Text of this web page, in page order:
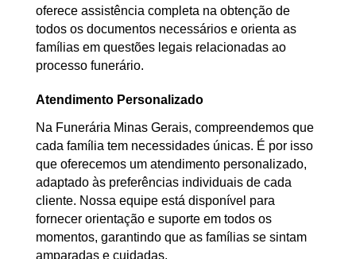
oferece assistência completa na obtenção de
todos os documentos necessários e orienta as
famílias em questões legais relacionadas ao
processo funerário.
Atendimento Personalizado
Na Funerária Minas Gerais, compreendemos que
cada família tem necessidades únicas. É por isso
que oferecemos um atendimento personalizado,
adaptado às preferências individuais de cada
cliente. Nossa equipe está disponível para
fornecer orientação e suporte em todos os
momentos, garantindo que as famílias se sintam
amparadas e cuidadas.